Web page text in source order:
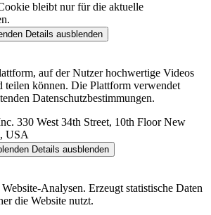
bleibt nur für die aktuelle
Details ausblenden
auf der Nutzer hochwertige Videos
teilen können. Die Plattform verwendet
Datenschutzbestimmungen.
330 West 34th Street, 10th Floor New
USA
Details ausblenden
Analysen. Erzeugt statistische Daten
die Website nutzt.